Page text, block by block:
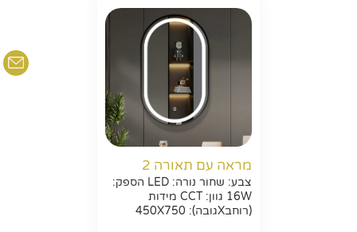
מראה עם תאורה 2
צבע: שחור נורה: LED הספק:
16W גוון: CCT מידות
(רוחבXגובה): 450X750